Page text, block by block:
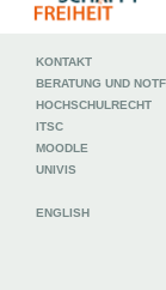
KONTAKT
BERATUNG UND
HOCHSCHULRECHT
ITSC
MOODLE
UNIVIS
ENGLISH